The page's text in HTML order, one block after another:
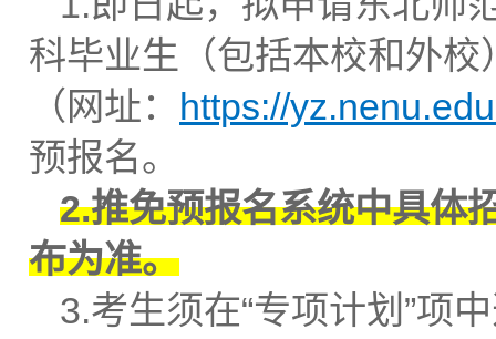
科毕业生（包括本校和外校
（网址： https://
预报名。
2.推免预报名系统中具体
布为准。
3.考生须在“专项计划”项